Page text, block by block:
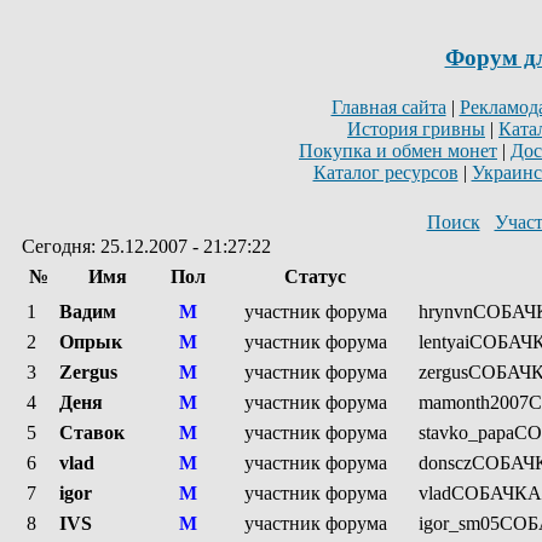
Форум
Главная сайта|
История гривны |
Покупка и обмен монет |
Каталог ресурсов |
Поиск
Сегодня: 25.12.2007 - 21:27:22
№
Имя Пол
Статус
1
Вадим М участник форума
2
Опрык М участник форума
3
Zergus М участник форума
4
Деня М участник форума
5
Ставок М участник форума
6
vlad М участник форума
7
igor М участник форума
8
IVS М участник форума